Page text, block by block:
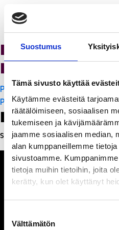
Suostumus
Tämä sivusto käyttää
Käytämme evästeitä
räätälöimiseen, sosiaalisen
tukemiseen ja
jaamme sosiaalisen median,
alan kumppaneillemme
sivustoamme.
tietoja muihin tietoihin, joita
kerätty, kun olet käyttänyt
valinta
Välttämätön
K-
Puuvilla
Artikkelien
selaus
PanchoVilla
PanchoVilla
Leave a
Sinun täytyykirjautua sisään
ihmeteltävää